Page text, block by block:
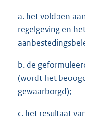
a. het voldoen
regelgeving en
b. de
(wordt het
gewaarborgd);
c. het resultaat